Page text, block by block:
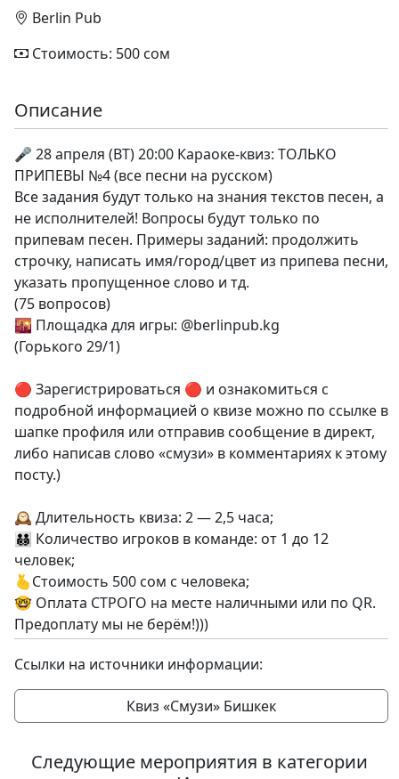
Berlin Pub
Стоимость: 500 сом
Описание
🎤 28 апреля (ВТ) 20:00 Караоке-квиз: ТОЛЬКО
ПРИПЕВЫ №4 (все песни на русском)
Все задания будут только на знания текстов песен, а
не исполнителей! Вопросы будут только по
припевам песен. Примеры заданий: продолжить
строчку, написать имя/город/цвет из припева песни,
указать пропущенное слово и тд.
(75 вопросов)
🌇 Площадка для игры: @berlinpub.kg
(Горького 29/1)
🔴 Зарегистрироваться 🔴 и ознакомиться с
подробной информацией о квизе можно по ссылке в
шапке профиля или отправив сообщение в директ,
либо написав слово «смузи» в комментариях к этому
посту.)
🕰️ Длительность квиза: 2 — 2,5 часа;
🧑‍🧑‍🧒‍🧒 Количество игроков в команде: от 1 до 12
человек;
🫰Стоимость 500 сом с человека;
🤓 Оплата СТРОГО на месте наличными или по QR.
Предоплату мы не берём!)))
Ссылки на источники информации:
Квиз «Смузи» Бишкек
Следующие мероприятия в категории